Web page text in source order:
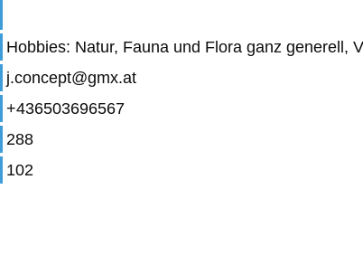
Hobbies: Natur, Fauna und Flora ganz generell,
j.concept@gmx.at
+436503696567
288
102